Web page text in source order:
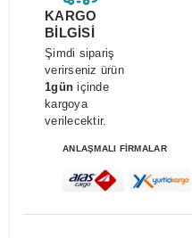
KARGO
BİLGİSİ
Şimdi sipariş
verirseniz ürün
1gün içinde
kargoya
verilecektir.
ANLAŞMALI FİRMALAR